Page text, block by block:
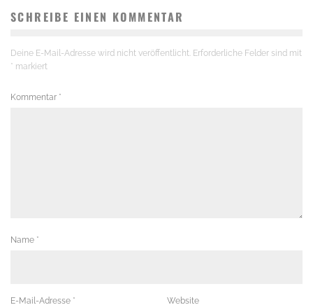
SCHREIBE EINEN KOMMENTAR
Deine E-Mail-Adresse wird nicht veröffentlicht. Erforderliche Felder sind mit
* markiert
Kommentar *
Name *
E-Mail-Adresse * Website